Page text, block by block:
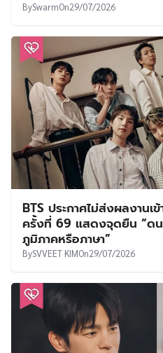
BySwarmOn29/07/2026
BTS ประกาศไม่ส่งผลงาน
ครั้งที่ 69 แสดงจุดยืน “ด
ภูมิภาคหรือภาษา”
BySVVEET KIMOn29/07/2026